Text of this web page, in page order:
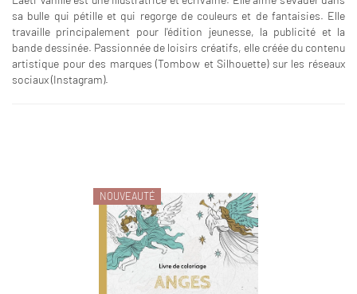
sa bulle qui pétille et qui regorge de couleurs et de fantaisies. Elle
travaille principalement pour l'édition jeunesse, la publicité et la
bande dessinée. Passionnée de loisirs créatifs, elle créée du contenu
artistique pour des marques (Tombow et Silhouette) sur les réseaux
sociaux (Instagram).
NOUVEAUTÉ